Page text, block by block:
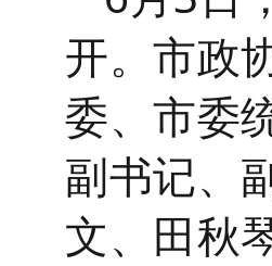
开。市政
委、市委
副书记、
文、田秋